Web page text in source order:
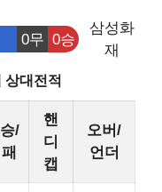
0무 0승
삼성화
재
대전적
승/
패
핸
디
캡
오버/
언더